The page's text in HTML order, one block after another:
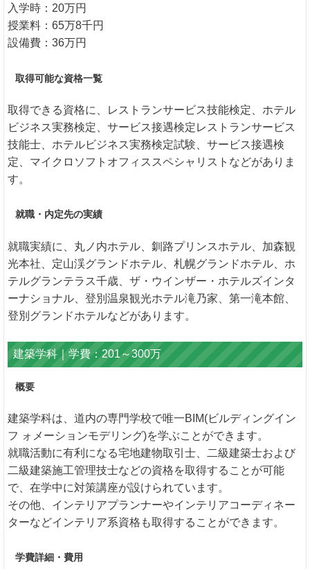
入学時：20万円
授業料：65万8千円
設備費：36万円
取得可能な資格一覧
取得できる資格に、レストランサービス技能検定、ホテル
ビジネス実務検定、サービス接遇検定レストランサービス
技能士、ホテルビジネス実務検定試験、サービス接遇検
定、マイクロソフトオフィススペシャリストなどがありま
す。
就職・内定先の実績
就職実績に、丸ノ内ホテル、釧路プリンスホテル、加森観
光本社、定山渓グランドホテル、札幌グランドホテル、ホ
テルグランテラス千歳、ザ・ウインザー・ホテルズインタ
ーナショナル、登別温泉観光ホテル滝乃家、第一滝本館、
登別グランドホテルなどがあります。
建築学科｜学費：201～300万
概要
建築学科は、道内の専門学校で唯一BIM(ビルディングイン
フ ォメーションモデリング)を学ぶことができます。
就職活動に有利になる宅地建物取引士、二級建築士および
二級建築施工管理技士などの資格を取得することが可能
で、在学中に対策講座が設けられています。
その他、インテリアプランナーやインテリアコーディネー
ターなどインテリア系資格も取得することができます。
学費詳細・費用